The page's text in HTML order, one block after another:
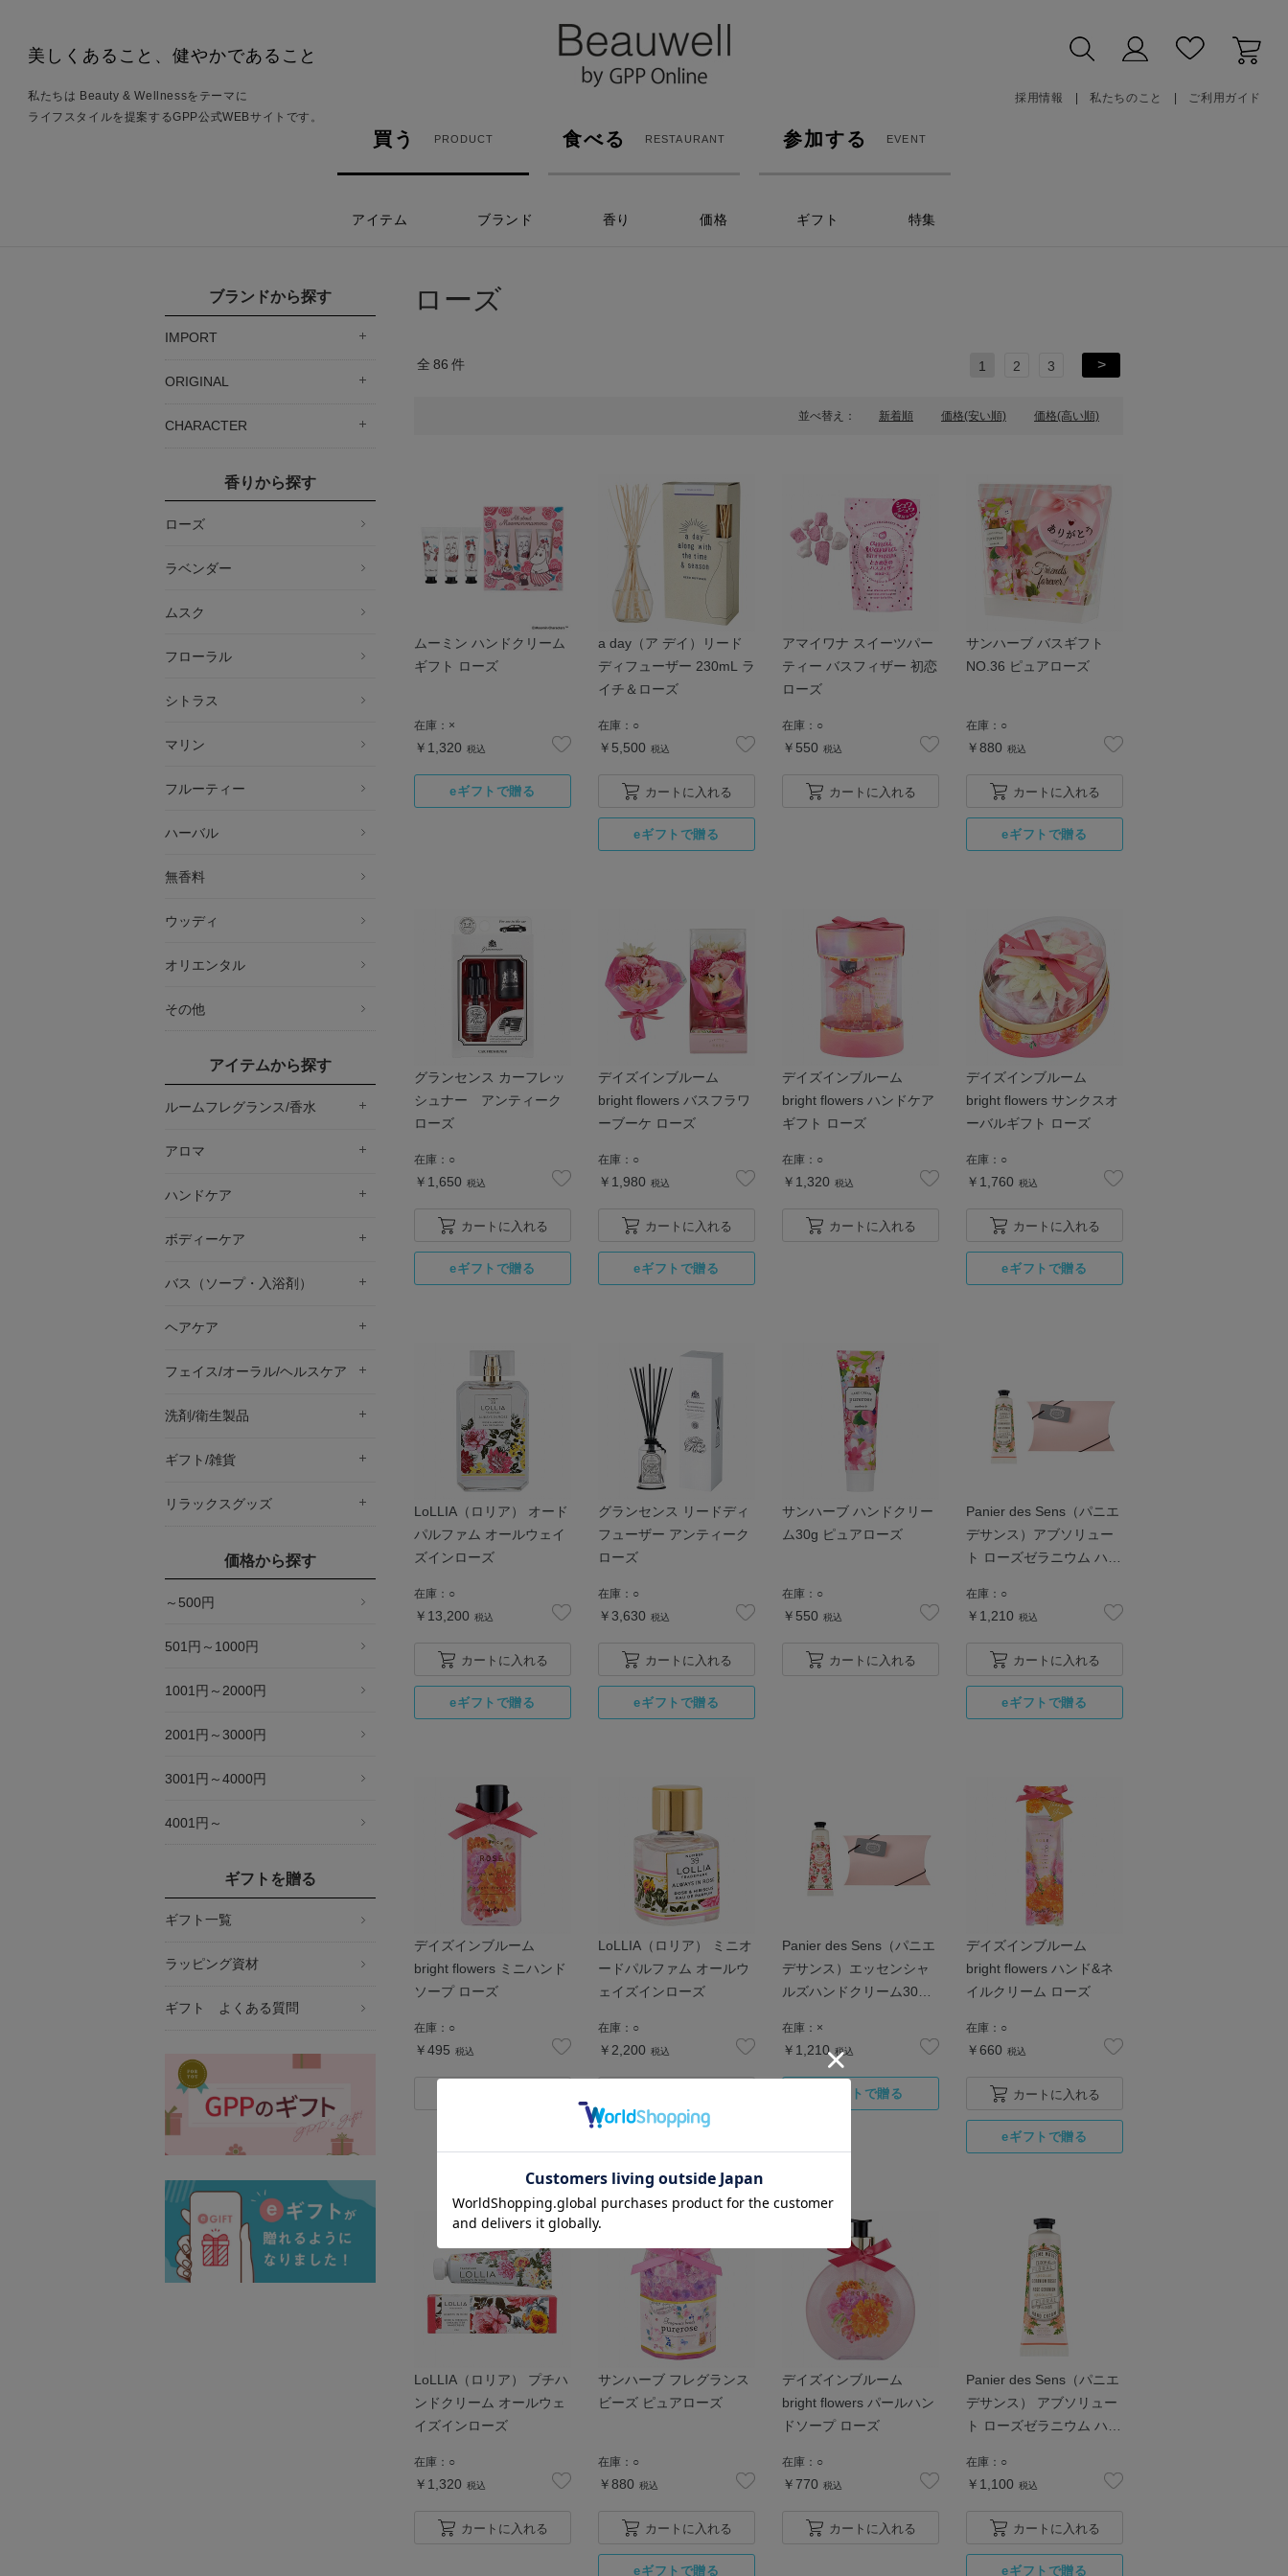
美しくあること、健やかであること
私たちは Beauty & Wellnessをテーマに
ライフスタイルを提案するGPP公式WEBサイトです。
採用情報 私たちのこと ご利用ガイド
買う PRODUCT 食べる RESTAURANT 参加する EVENT
アイテム ブランド 香り 価格 ギフト 特集
ブランドから探す
IMPORT
ORIGINAL
CHARACTER
香りから探す
ローズ
ラベンダー
ムスク
フローラル
シトラス
マリン
フルーティー
ハーバル
無香料
ウッディ
オリエンタル
その他
アイテムから探す
ルームフレグランス/香水
アロマ
ハンドケア
ボディーケア
バス（ソープ・入浴剤）
ヘアケア
フェイス/オーラル/ヘルスケア
洗剤/衛生製品
ギフト/雑貨
リラックスグッズ
価格から探す
～500円
501円～1000円
1001円～2000円
2001円～3000円
3001円～4000円
4001円～
ギフトを贈る
ギフト一覧
ラッピング資材
ギフト よくある質問
ローズ
全 86 件 1 2
3
並べ替え： 新着順 価格(安い順) 価格(高い順)
ムーミン ハンドクリーム
ギフト ローズ
在庫： ×
￥1,320 税込
a day（ア デイ）リード
ディフューザー 230mL ラ
イチ＆ローズ
在庫： ○
￥5,500 税込
カートに入れる
アマイワナ スイーツパー
ティー バスフィザー 初恋
ローズ
在庫： ○
￥550 税込
カートに入れる
サンハーブ バスギフト
NO.36 ピュアローズ
在庫： ○
￥880 税込
カートに入れる
グランセンス カーフレッ
シュナー アンティーク
ローズ
在庫： ○
￥1,650 税込
カートに入れる
デイズインブルーム
bright flowers バスフラワ
ーブーケ ローズ
在庫： ○
￥1,980 税込
カートに入れる
デイズインブルーム
bright flowers ハンドケア
ギフト ローズ
在庫： ○
￥1,320 税込
カートに入れる
デイズインブルーム
bright flowers サンクスオ
ーバルギフト ローズ
在庫： ○
￥1,760 税込
カートに入れる
LoLLIA（ロリア） オード
パルファム オールウェイ
ズインローズ
在庫： ○
￥13,200 税込
カートに入れる
グランセンス リードディ
フューザー アンティーク
ローズ
在庫： ○
￥3,630 税込
カートに入れる
サンハーブ ハンドクリー
ム30g ピュアローズ
在庫： ○
￥550 税込
カートに入れる
Panier des Sens（パニエ
デサンス）アブソリュー
ト ローズゼラニウム ハン
箱入り
在庫： ○
￥1,210 税込
カートに入れる
デイズインブルーム
bright flowers ミニハンド
ソープ ローズ
在庫： ○
￥495 税込
LoLLIA（ロリア） ミニオ
ードパルファム オールウ
ェイズインローズ
在庫： ○
￥2,200 税込
Panier des Sens（パニエ
デサンス）エッセンシャ
ルズハンドクリーム30mL
在庫： ×
￥1,210 税込
デイズインブルーム
bright flowers ハンド&ネ
イルクリーム ローズ
在庫： ○
￥660 税込
カートに入れる
LoLLIA（ロリア） プチハ
ンドクリーム オールウェ
イズインローズ
在庫： ○
￥1,320 税込
カートに入れる
サンハーブ フレグランス
ビーズ ピュアローズ
在庫： ○
￥880 税込
カートに入れる
デイズインブルーム
bright flowers パールハン
ドソープ ローズ
在庫： ○
￥770 税込
カートに入れる
Panier des Sens（パニエ
デサンス） アブソリュー
ト ローズゼラニウム ハン
在庫： ○
￥1,100 税込
カートに入れる